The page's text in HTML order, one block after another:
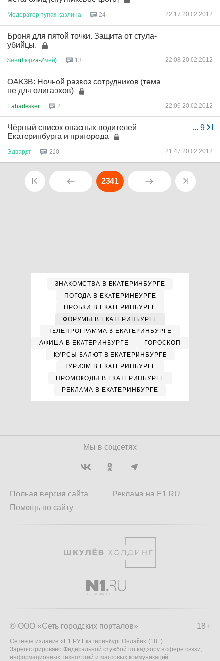
Модератор тупая казлина 24 22:17 20.02.2012
Броня для пятой точки. Защита от стула-
убийцы.
$нег(Гюрza-Zмей) 13 22:08 20.02.2012
ОАКЗВ: Ночной развоз сотрудников (тема
не для олигархов)
Eahadesker 2 22:06 20.02.2012
... 9
Чёрный список опасных водителей
Екатеринбурга и пригорода
Эдвардт 220 21:47 20.02.2012
2341
ЗНАКОМСТВА В ЕКАТЕРИНБУРГЕ
ПОГОДА В ЕКАТЕРИНБУРГЕ
ПРОБКИ В ЕКАТЕРИНБУРГЕ
ФОРУМЫ В ЕКАТЕРИНБУРГЕ
ТЕЛЕПРОГРАММА В ЕКАТЕРИНБУРГЕ
АФИША В ЕКАТЕРИНБУРГЕ
ГОРОСКОП
КУРСЫ ВАЛЮТ В ЕКАТЕРИНБУРГЕ
ТУРИЗМ В ЕКАТЕРИНБУРГЕ
ПРОМОКОДЫ В ЕКАТЕРИНБУРГЕ
РЕКЛАМА В ЕКАТЕРИНБУРГЕ
Мы в соцсетях
Полная версия сайта
Помощь по сайту
Реклама на E1.RU
18+
© ООО «Сеть городских порталов»
Сетевое издание «Е1.РУ Екатеринбург Онлайн» (18+)
Зарегистрировано Федеральной службой по надзору в сфере связи,
информационных технологий и массовых коммуникаций